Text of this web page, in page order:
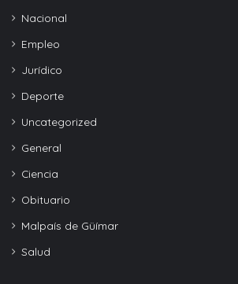
Nacional
Empleo
Jurídico
Deporte
Uncategorized
General
Ciencia
Obituario
Malpaís de Güímar
Salud